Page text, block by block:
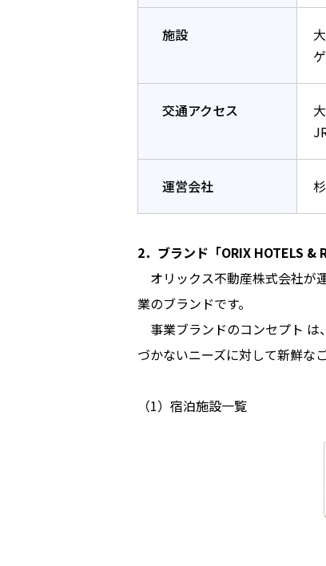
施設
交通アクセス
運営会社
2．ブランド「ORIX HOTELS &
オリックス不動産株式会社が
業のブランドです。
事業ブランドのコンセプト は
づかないニーズに対して新鮮な
（1）宿泊施設一覧